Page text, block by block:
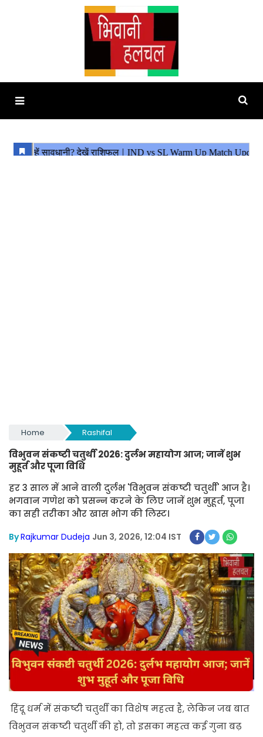
Home Rashifal
विभुवन संकष्टी चतुर्थी 2026: दुर्लभ महायोग आज; जानें शुभ
मुहूर्त और पूजा विधि
हर 3 साल में आने वाली दुर्लभ 'विभुवन संकष्टी चतुर्थी' आज है।
भगवान गणेश को प्रसन्न करने के लिए जानें शुभ मुहूर्त, पूजा
का सही तरीका और खास भोग की लिस्ट।
ByRajkumar Dudeja Jun 3, 2026, 12:04 IST
हिंदू धर्म में संकष्टी चतुर्थी का विशेष महत्व है, लेकिन जब बात
विभुवन संकष्टी चतुर्थी की हो, तो इसका महत्व कई गुना बढ़